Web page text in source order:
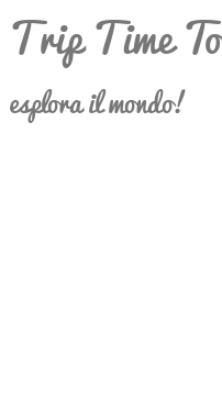
Trip Time To
esplora il mondo!